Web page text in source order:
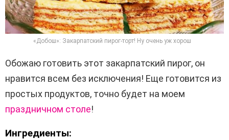
«Добош»: Закарпатский пирог-торт! Ну очень уж хорош
Обожаю готовить этот закарпатский пирог, он
нравится всем без исключения! Еще готовится из
простых продуктов, точно будет на моем
праздничном столе!
Ингредиенты: